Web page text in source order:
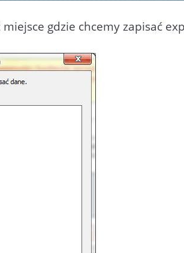
gdzie chcemy zapisać